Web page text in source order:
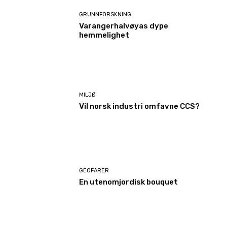
GRUNNFORSKNING
Varangerhalvøyas dype
hemmelighet
MILJØ
Vil norsk industri omfavne CCS?
GEOFARER
En utenomjordisk bouquet